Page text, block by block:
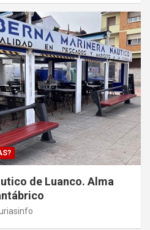
de Luanco. Alma